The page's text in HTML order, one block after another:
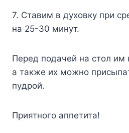
7. Cтaвим в дyxoвкy пpи
нa 25-30 минyт.
Пepeд пoдaчeй нa cтoл им
a тaкжe иx мoжнo
пyдpoй.
Пpиятнoгo aппeтитa!